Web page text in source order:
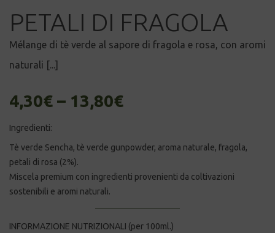
PETALI DI FRAGOLA
Mélange di tè verde al sapore di fragola e rosa, con aromi
naturali [...]
4,30€ – 13,80€
Ingredienti:
Tè verde Sencha, tè verde gunpowder, aroma naturale, fragola,
petali di rosa (2%).
Miscela premium con ingredienti provenienti da coltivazioni
sostenibili e aromi naturali.
INFORMAZIONE NUTRIZIONALI (per 100ml.)